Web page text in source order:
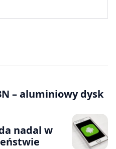
– aluminiowy dysk
nadal w